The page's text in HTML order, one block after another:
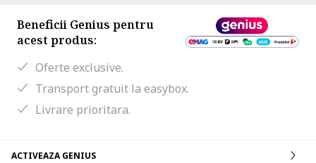
Beneficii Genius pentru
acest produs:
Oferte exclusive.
Transport gratuit la easybox.
Livrare prioritara.
ACTIVEAZA GENIUS